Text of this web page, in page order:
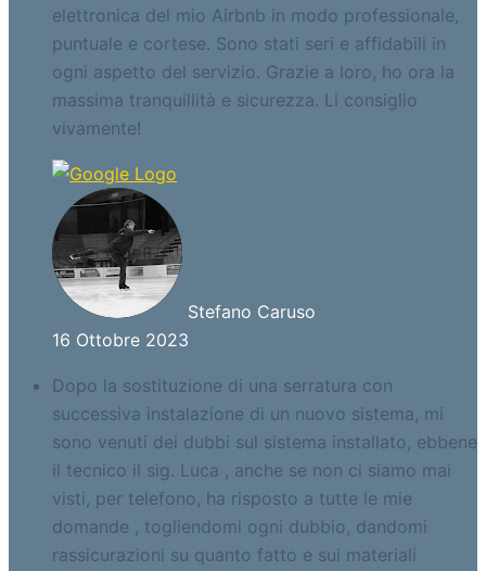
elettronica del mio Airbnb in modo professionale,
puntuale e cortese. Sono stati seri e affidabili in
ogni aspetto del servizio. Grazie a loro, ho ora la
massima tranquillità e sicurezza. Li consiglio
vivamente!
Stefano Caruso
16 Ottobre 2023
Dopo la sostituzione di una serratura con
successiva instalazione di un nuovo sistema, mi
sono venuti dei dubbi sul sistema installato, ebbene
il tecnico il sig. Luca , anche se non ci siamo mai
visti, per telefono, ha risposto a tutte le mie
domande , togliendomi ogni dubbio, dandomi
rassicurazioni su quanto fatto e sui materiali